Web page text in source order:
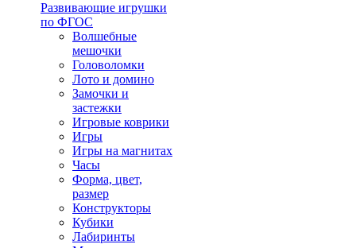
Развивающие игрушки
по ФГОС
Волшебные
мешочки
Головоломки
Лото и домино
Замочки и
застежки
Игровые коврики
Игры
Игры на магнитах
Часы
Форма, цвет,
размер
Конструкторы
Кубики
Лабиринты